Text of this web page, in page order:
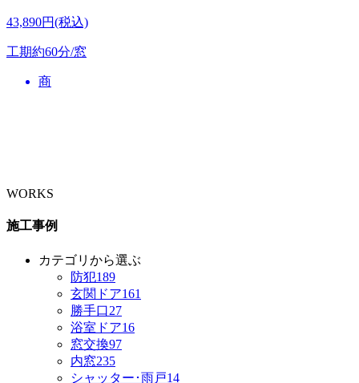
43,890円(税込)
工期約60分/窓
商
WORKS
施工事例
カテゴリから選ぶ
防犯189
玄関ドア161
勝手口27
浴室ドア16
窓交換97
内窓235
シャッター･雨戸14